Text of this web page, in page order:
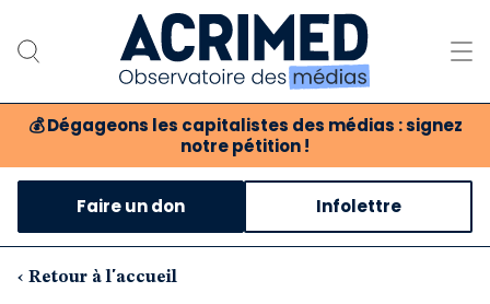
💰 Dégageons les capitalistes des médias : signez
notre pétition !
Notre association
Notre critique des médias
Nos propositions
Faire un don Infolettre
‹ Retour à l'accueil